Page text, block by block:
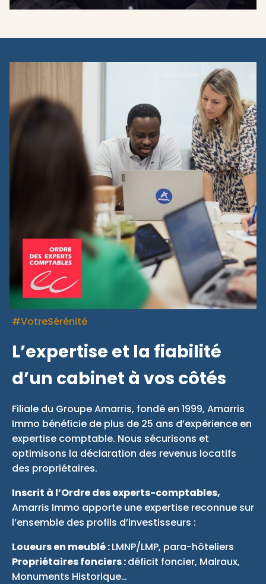
#VotreSérénité
L’expertise et la fiabilité
d’un cabinet à vos côtés
Filiale du Groupe Amarris, fondé en 1999, Amarris
Immo bénéficie de plus de 25 ans d’expérience en
expertise comptable. Nous sécurisons et
optimisons la déclaration des revenus locatifs
des propriétaires.
Inscrit à l’Ordre des experts-comptables,
Amarris Immo apporte une expertise reconnue sur
l’ensemble des profils d’investisseurs :
Loueurs en meublé :LMNP/LMP, para-hôteliers
Propriétaires fonciers :déficit foncier, Malraux,
Monuments Historique…